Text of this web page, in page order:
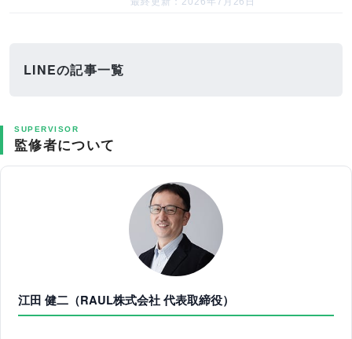
LINEの記事一覧
SUPERVISOR
監修者について
江田 健二（RAUL株式会社 代表取締役）